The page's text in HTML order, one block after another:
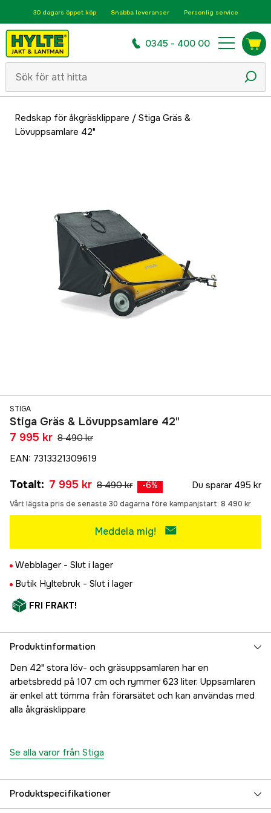
30 dagars öppet köp Snabba leveranser Personlig service
0345 - 400 00
Redskap för åkgräsklippare / Stiga Gräs &
Lövuppsamlare 42"
STIGA
Stiga Gräs & Lövuppsamlare 42"
7 995 kr 8 490 kr
EAN: 7313321309619
Totalt: 7 995 kr 8 490 kr -6% Du sparar 495 kr
Vårt lägsta pris de senaste 30 dagarna före kampanjstart: 8 490 kr
Meddela mig!
Webblager - Slut i lager
Butik Hyltebruk - Slut i lager
FRI FRAKT!
Produktinformation
Den 42" stora löv- och gräsuppsamlaren har en
arbetsbredd på 107 cm och rymmer 623 liter. Uppsamlaren
är enkel att tömma från förarsätet och kan användas med
alla åkgräsklippare
Se alla varor från Stiga
Produktspecifikationer